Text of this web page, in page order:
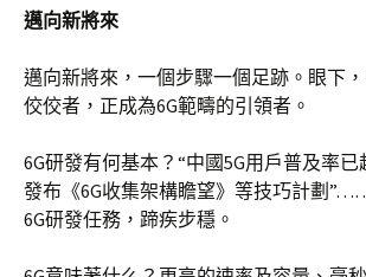
邁向新將來
邁向新將來，一個步驟一個足跡。眼下
佼佼者，正成為6G範疇的引領者。
6G研發有何基本？“中國5G用戶普及率已
發布《6G收集架構瞻望》等技巧計劃
6G研發任務，蹄疾步穩。